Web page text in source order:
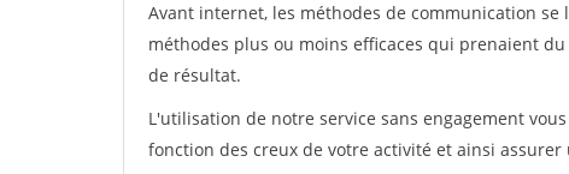
Avant internet, les méthodes de communication
méthodes plus ou moins efficaces qui prenaient
de résultat.
L'utilisation de notre service sans engagement
fonction des creux de votre activité et ainsi assurer